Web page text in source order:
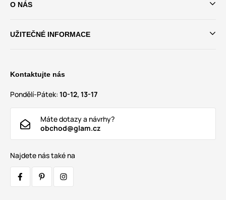
O NÁS
UŽITEČNÉ INFORMACE
Kontaktujte nás
Pondělí-Pátek: 10-12, 13-17
Máte dotazy a návrhy?
obchod@glam.cz
Najdete nás také na